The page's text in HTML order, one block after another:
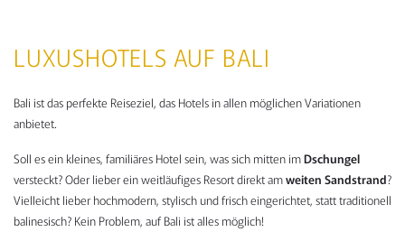
LUXUSHOTELS AUF BALI
Bali ist das perfekte Reiseziel, das Hotels in allen möglichen Variationen
anbietet.
Soll es ein kleines, familiäres Hotel sein, was sich mitten imDschungel
versteckt? Oder lieber ein weitläufiges Resort direkt amweiten Sandstrand?
Vielleicht lieber hochmodern, stylisch und frisch eingerichtet, statt traditionell
balinesisch? Kein Problem, auf Bali ist alles möglich!